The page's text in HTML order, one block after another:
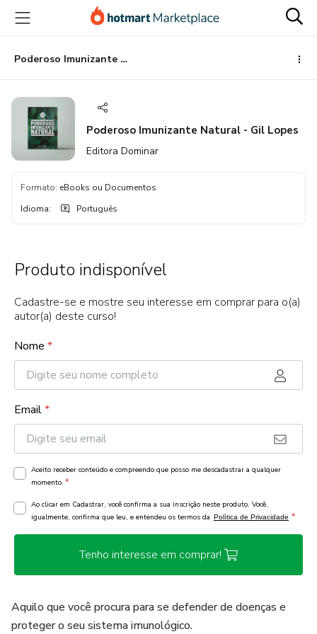
para
conteúdo
principal
para
pagamento
para
rodapé
Poderoso Imunizante Natural - Gil Lopes
Poderoso Imunizante Natural - Gil Lopes
Editora Dominar
Formato: eBooks ou Documentos
Idioma: Português
Produto indisponível
Cadastre-se e mostre seu interesse em comprar para o(a)
autor(a) deste curso!
Nome *
Email*
Aceito receber conteúdo e compreendo que posso me descadastrar a qualquer
momento. *
Ao clicar em Cadastrar, você confirma a sua inscrição neste produto. Você,
igualmente, confirma que leu, e entendeu os termos da Política de Privacidade *
Tenho interesse em comprar!
Aquilo que você procura para se defender de doenças e
proteger o seu sistema imunológico.